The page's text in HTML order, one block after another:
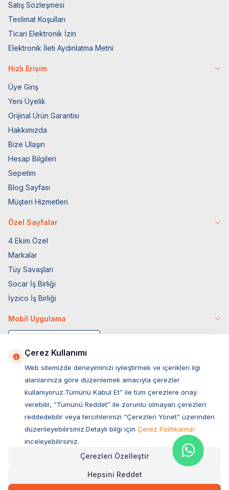
1.599,00TL Hızlı Teslimat Kargo Bedava
Satış Sözleşmesi
Teslimat Koşulları
Ticari Elektronik İzin
Elektronik İleti Aydınlatma Metni
Hızlı Erişim
Üye Giriş
Yeni Üyelik
Orijinal Ürün Garantisi
Hakkımızda
Bize Ulaşın
Hesap Bilgileri
Sepetim
Blog Sayfası
Müşteri Hizmetleri
Özel Sayfalar
4 Ekim Özel
Markalar
Tüy Savaşları
Socar İş Birliği
İyzico İş Birliği
Mobil Uygulama
Müşteri Hizmetleri
Sıkça Sorulan Sorular
Ovacık Mah. Hacıoğlu Sok. No:13 Başiskele / KOCAELİ
Çerez Kullanımı
Web sitemizde deneyiminizi iyileştirmek ve içerikleri ilgi
alanlarınıza göre düzenlemek amacıyla çerezler
kullanıyoruz.Tümünü Kabul Et” ile tüm çerezlere onay
verebilir, “Tümünü Reddet” ile zorunlu olmayan çerezleri
reddedebilir veya tercihlerinizi “Çerezleri Yönet” üzerinden
düzenleyebilirsiniz.Detaylı bilgi için Çerez Politikamızı
inceleyebilirsiniz.
Çerezleri Özelleştir
Hepsini Reddet